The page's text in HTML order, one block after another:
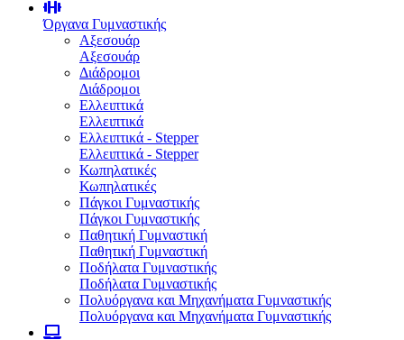
Όργανα Γυμναστικής
Αξεσουάρ
Αξεσουάρ
Διάδρομοι
Διάδρομοι
Ελλειπτικά
Ελλειπτικά
Ελλειπτικά - Stepper
Ελλειπτικά - Stepper
Κωπηλατικές
Κωπηλατικές
Πάγκοι Γυμναστικής
Πάγκοι Γυμναστικής
Παθητική Γυμναστική
Παθητική Γυμναστική
Ποδήλατα Γυμναστικής
Ποδήλατα Γυμναστικής
Πολυόργανα και Μηχανήματα Γυμναστικής
Πολυόργανα και Μηχανήματα Γυμναστικής